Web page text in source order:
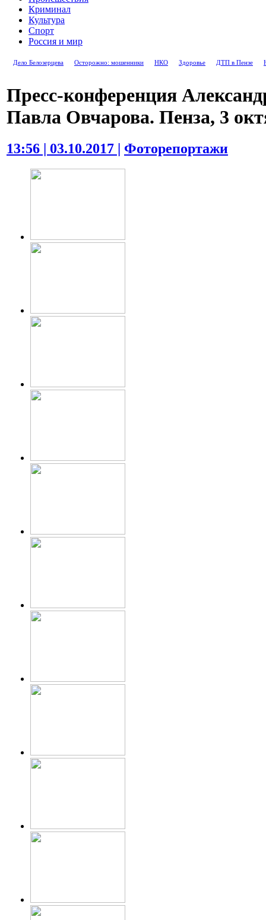
Криминал
Культура
Спорт
Россия и мир
Дело Белозерцева Осторожно: мошенники НКО Здоровье ДТП в Пензе
Пресс-конференция
Павла Овчарова. Пенза, 3
13:56 | 03.10.2017 | Фоторепортажи